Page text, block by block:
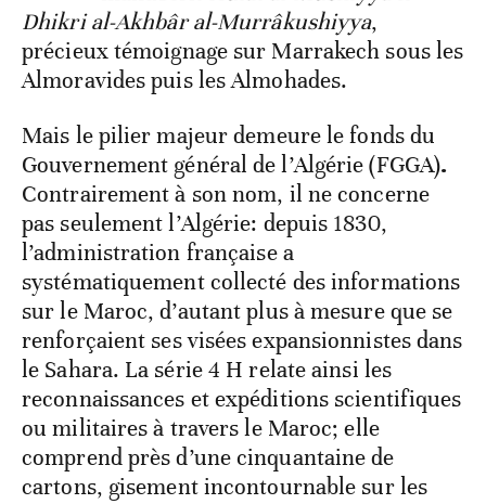
Dhikri al-Akhbâr al-Murrâkushiyya,
précieux témoignage sur Marrakech sous les
Almoravides puis les Almohades.
Mais le pilier majeur demeure le fonds du
Gouvernement général de l’Algérie (FGGA).
Contrairement à son nom, il ne concerne
pas seulement l’Algérie: depuis 1830,
l’administration française a
systématiquement collecté des informations
sur le Maroc, d’autant plus à mesure que se
renforçaient ses visées expansionnistes dans
le Sahara. La série 4 H relate ainsi les
reconnaissances et expéditions scientifiques
ou militaires à travers le Maroc; elle
comprend près d’une cinquantaine de
cartons, gisement incontournable sur les